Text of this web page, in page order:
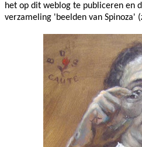
het op dit weblog te publiceren en
verzameling 'beelden van Spinoza'